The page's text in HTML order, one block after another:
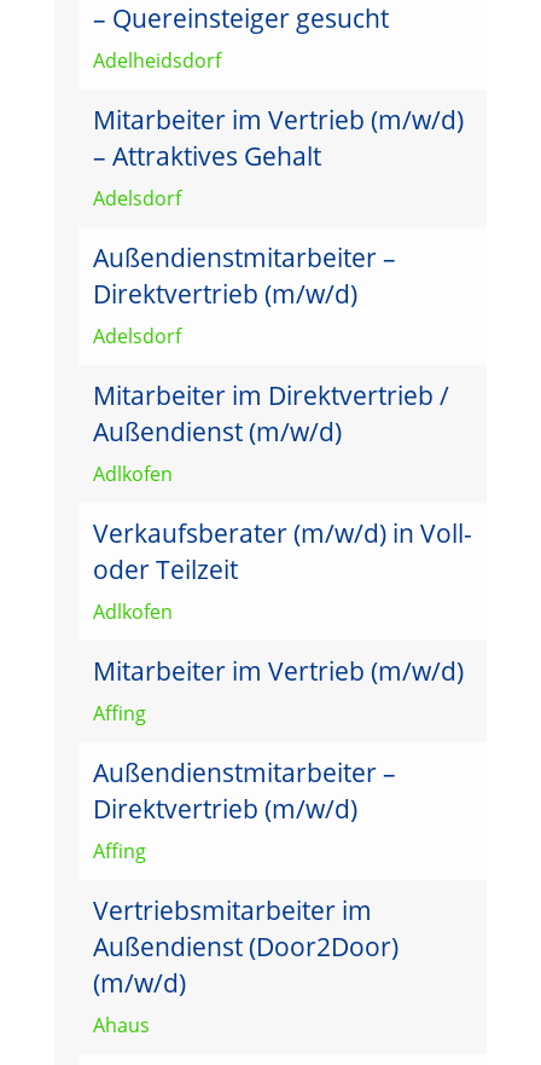
– Quereinsteiger gesucht
Adelheidsdorf
Mitarbeiter im Vertrieb (m/w/d)
– Attraktives Gehalt
Adelsdorf
Außendienstmitarbeiter –
Direktvertrieb (m/w/d)
Adelsdorf
Mitarbeiter im Direktvertrieb /
Außendienst (m/w/d)
Adlkofen
Verkaufsberater (m/w/d) in Voll-
oder Teilzeit
Adlkofen
Mitarbeiter im Vertrieb (m/w/d)
Affing
Außendienstmitarbeiter –
Direktvertrieb (m/w/d)
Affing
Vertriebsmitarbeiter im
Außendienst (Door2Door)
(m/w/d)
Ahaus